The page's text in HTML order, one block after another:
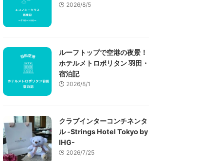
2026/8/5
ルーフトップで空港の夜景！
ホテルメトロポリタン 羽田・
宿泊記
2026/8/1
クラブインターコンチネンタ
ル -Strings Hotel Tokyo by
IHG-
2026/7/25